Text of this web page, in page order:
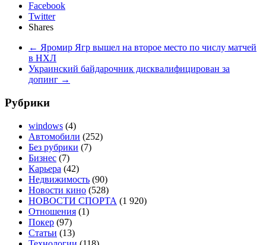
Facebook
Twitter
Shares
← Яромир Ягр вышел на второе место по числу матчей
в НХЛ
Украинский байдарочник дисквалифицирован за
допинг →
Рубрики
windows (4)
Автомобили (252)
Без рубрики (7)
Бизнес (7)
Карьера (42)
Недвижимость (90)
Новости кино (528)
НОВОСТИ СПОРТА (1 920)
Отношения (1)
Покер (97)
Статьи (13)